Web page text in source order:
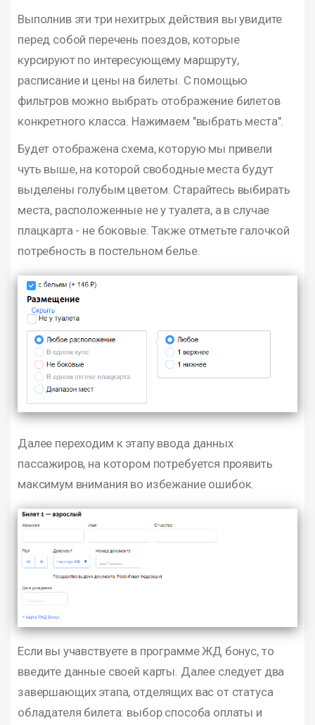
Выполнив эти три нехитрых действия вы увидите
перед собой перечень поездов, которые
курсируют по интересующему маршруту,
расписание и цены на билеты. С помощью
фильтров можно выбрать отображение билетов
конкретного класса. Нажимаем "выбрать места".
Будет отображена схема, которую мы привели
чуть выше, на которой свободные места будут
выделены голубым цветом. Старайтесь выбирать
места, расположенные не у туалета, а в случае
плацкарта - не боковые. Также отметьте галочкой
потребность в постельном белье.
Далее переходим к этапу ввода данных
пассажиров, на котором потребуется проявить
максимум внимания во избежание ошибок.
Если вы учавствуете в программе ЖД бонус, то
введите данные своей карты. Далее следует два
завершающих этапа, отделящих вас от статуса
обладателя билета: выбор способа оплаты и